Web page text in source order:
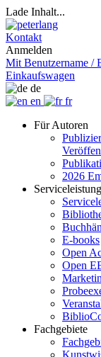
Lade Inhalt...
Kontakt
Anmelden
Mit Benutzername /
Einkaufswagen
de
en
fr
Für Autoren
2026
E-books
Open
Open
Fachgebiete